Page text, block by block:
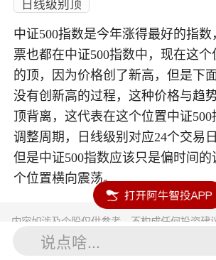
日线级别顶
中证500指数是今年涨得最好的指
票也都在中证500指数中，现在这个
的顶，因为价格创了新高，但是下
没有创新高的过程，这种价格与趋
顶背离，这代表在这个位置中证500
调整周期，日线级别对应24个交易
但是中证500指数应该只是偏时间
个位置横向震荡。
内容如涉及个股仅供参考，不构成任何投资建
投资有风险，入市须谨慎。
说点啥...